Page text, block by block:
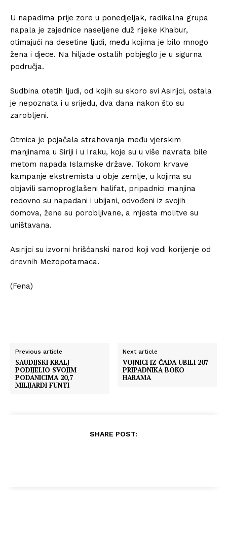
U napadima prije zore u ponedjeljak, radikalna grupa
napala je zajednice naseljene duž rijeke Khabur,
otimajući na desetine ljudi, među kojima je bilo mnogo
žena i djece. Na hiljade ostalih pobjeglo je u sigurna
područja.
Sudbina otetih ljudi, od kojih su skoro svi Asirijci, ostala
je nepoznata i u srijedu, dva dana nakon što su
zarobljeni.
Otmica je pojačala strahovanja među vjerskim
manjinama u Siriji i u Iraku, koje su u više navrata bile
metom napada Islamske države. Tokom krvave
kampanje ekstremista u obje zemlje, u kojima su
objavili samoproglašeni halifat, pripadnici manjina
redovno su napadani i ubijani, odvođeni iz svojih
domova, žene su porobljivane, a mjesta molitve su
uništavana.
Asirijci su izvorni hrišćanski narod koji vodi korijenje od
drevnih Mezopotamaca.
(Fena)
Previous article
SAUDIJSKI KRALJ
PODIJELIO SVOJIM
PODANICIMA 20,7
MILIJARDI FUNTI
Next article
VOJNICI IZ ČADA UBILI 207
PRIPADNIKA BOKO
HARAMA
SHARE POST: